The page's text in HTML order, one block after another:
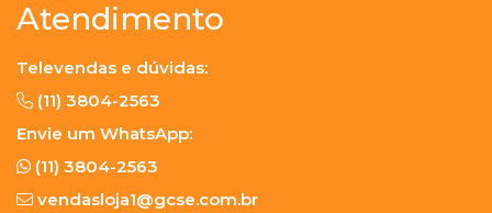
Atendimento
Televendas e dúvidas:
(11) 3804-2563
Envie um WhatsApp:
(11) 3804-2563
vendasloja1@gcse.com.br